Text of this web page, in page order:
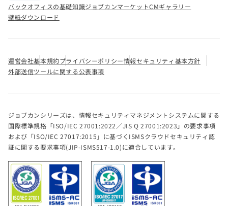
バックオフィスの基礎知識ジョブカンマーケットCMギャラリー
壁紙ダウンロード
運営会社基本規約プライバシーポリシー情報セキュリティ基本方針
外部送信ツールに関する公表事項
ジョブカンシリーズは、情報セキュリティマネジメントシステムに関する
国際標準規格「ISO/IEC 27001:2022／JIS Q 27001:2023」の要求事項
および「ISO/IEC 27017:2015」に基づくISMSクラウドセキュリティ認
証に関する要求事項(JIP-ISMS517-1.0)に適合しています。